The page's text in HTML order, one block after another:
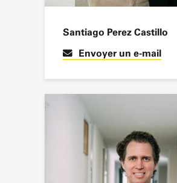
Santiago Perez Castillo
Envoyer un e-mail